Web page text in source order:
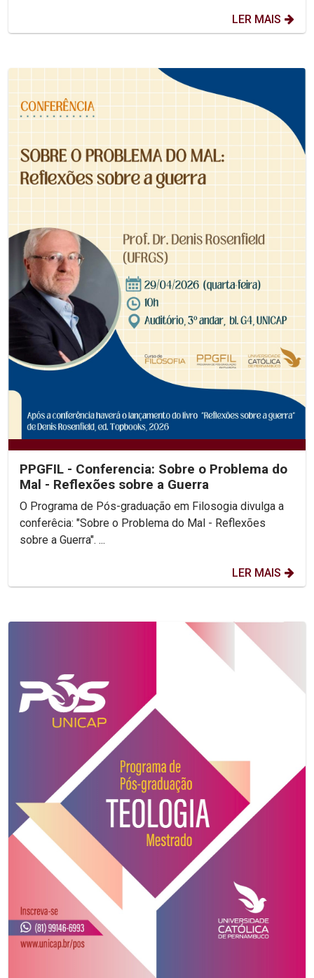
LER MAIS
PPGFIL - Conferencia: Sobre o Problema do
Mal - Reflexões sobre a Guerra
O Programa de Pós-graduação em Filosogia divulga a
conferêcia: "Sobre o Problema do Mal - Reflexões
sobre a Guerra". ...
LER MAIS